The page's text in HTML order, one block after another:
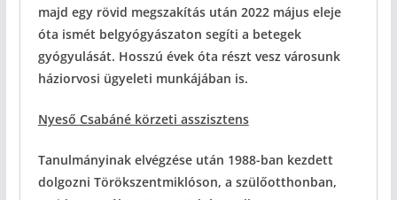
majd egy rövid megszakítás után 2022 május eleje
óta ismét belgyógyászaton segíti a betegek
gyógyulását. Hosszú évek óta részt vesz városunk
háziorvosi ügyeleti munkájában is.
Nyeső Csabáné körzeti asszisztens
Tanulmányinak elvégzése után 1988-ban kezdett
dolgozni Törökszentmiklóson, a szülőotthonban,